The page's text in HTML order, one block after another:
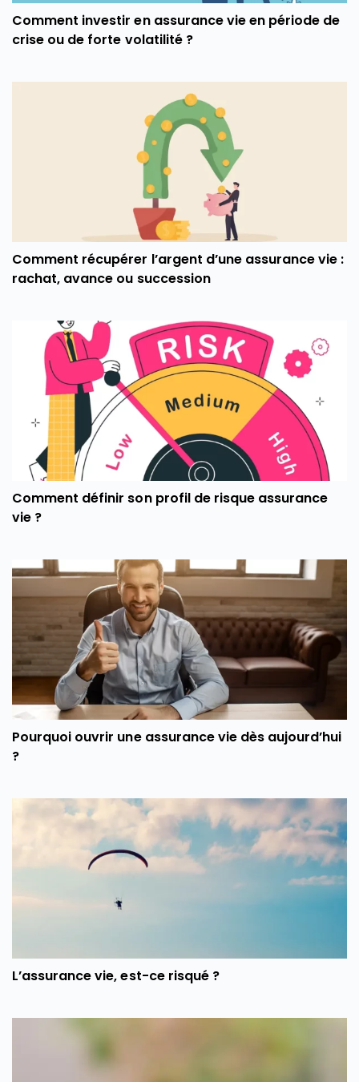
Comment investir en assurance vie en période de
crise ou de forte volatilité ?
Comment récupérer l’argent d’une assurance vie :
rachat, avance ou succession
Comment définir son profil de risque assurance
vie ?
Pourquoi ouvrir une assurance vie dès aujourd’hui
?
L’assurance vie, est-ce risqué ?